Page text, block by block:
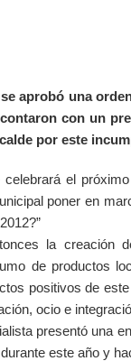
aprobó una
con un
por este
el
poner en
la creación
de productos
positivos de
ocio e
presentó una
este año y